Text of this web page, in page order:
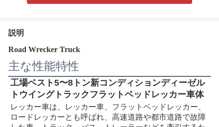
説明
Road Wrecker Truck
主な性能特性
工場ベスト5〜8トン新コンディションディーゼル
トウイングトラックフラットベッドレッカー車体
レッカー車は、レッカー車、フラットベッドレッカー、
ロードレッカーとも呼ばれ、高速道路や都市道路で故障